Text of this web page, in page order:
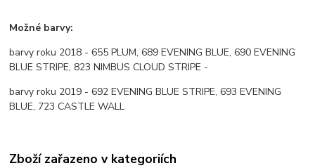
Možné barvy:
barvy roku 2018 - 655 PLUM, 689 EVENING BLUE, 690 EVENING
BLUE STRIPE, 823 NIMBUS CLOUD STRIPE -
barvy roku 2019 - 692 EVENING BLUE STRIPE, 693 EVENING
BLUE, 723 CASTLE WALL
Zboží zařazeno v kategoriích